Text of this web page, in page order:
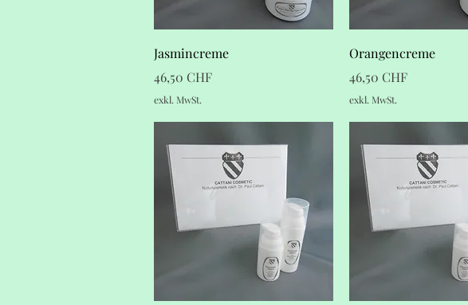
Schnellansicht
Jasmincreme
Preis
46,50 CHF
exkl. MwSt.
Schnellansicht
Orangencreme
Preis
46,50 CHF
exkl. MwSt.